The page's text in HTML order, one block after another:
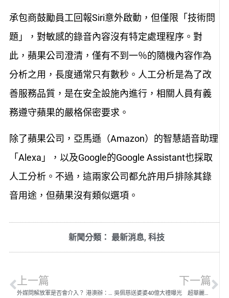
承包商鼓勵員工回報Siri意外啟動，但僅限「技術問
題」，對敏感的錄音內容沒有特定處理程序。對
此，蘋果公司澄清，僅有不到一％的隨機內容作為
分析之用，長度通常只有數秒。人工分析是為了改
善服務品質，是在安全設施內進行，相關人員有義
務遵守蘋果的嚴格保密要求。
除了蘋果公司，亞馬遜（Amazon）的智慧語音助理
「Alexa」，以及Google的Google Assistant也採取
人工分析。不過，這兩家公司都允許用戶排除其錄
音用途，但蘋果沒有類似選項。
新聞分類： 最新消息, 科技
上一篇
外媒問解放軍是否會介入？ 港澳辦：自己去查法條
下一篇
吳佩慈送婆婆40億大禮曝光 超華麗水晶巨龍現身塞班島